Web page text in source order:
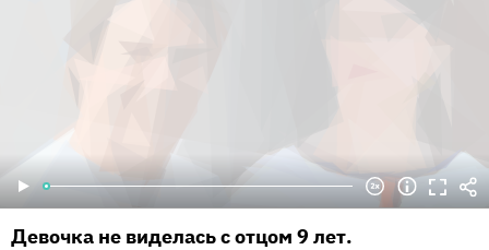
Девочка не виделась с отцом 9 лет.